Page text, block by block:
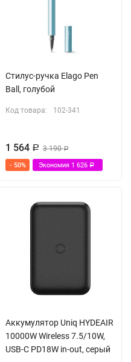
Стилус-ручка Elago Pen
Ball, голубой
Код товара: 102-341
1 564 Р 3 190Р
- 50% Экономия 1 626 Р
Аккумулятор Uniq HYDEAIR
10000W Wireless 7.5/10W,
USB-C PD18W in-out, серый